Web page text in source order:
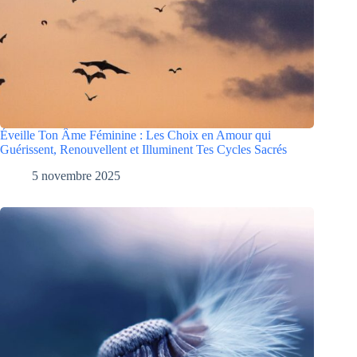
Éveille Ton Âme Féminine : Les Choix en Amour qui
Guérissent, Renouvellent et Illuminent Tes Cycles Sacrés
5 novembre 2025